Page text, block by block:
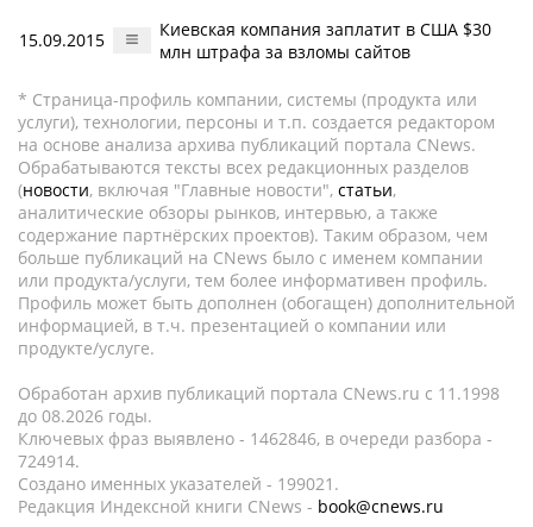
15.09.2015
Киевская компания заплатит в США $30
млн штрафа за взломы сайтов
* Страница-профиль компании, системы (продукта или
услуги), технологии, персоны и т.п. создается редактором
на основе анализа архива публикаций портала CNews.
Обрабатываются тексты всех редакционных разделов
(новости, включая "Главные новости", статьи,
аналитические обзоры рынков, интервью, а также
содержание партнёрских проектов). Таким образом, чем
больше публикаций на CNews было с именем компании
или продукта/услуги, тем более информативен профиль.
Профиль может быть дополнен (обогащен) дополнительной
информацией, в т.ч. презентацией о компании или
продукте/услуге.
Обработан архив публикаций портала CNews.ru c 11.1998
до 08.2026 годы.
Ключевых фраз выявлено - 1462846, в очереди разбора -
724914.
Создано именных указателей - 199021.
Редакция Индексной книги CNews - book@cnews.ru